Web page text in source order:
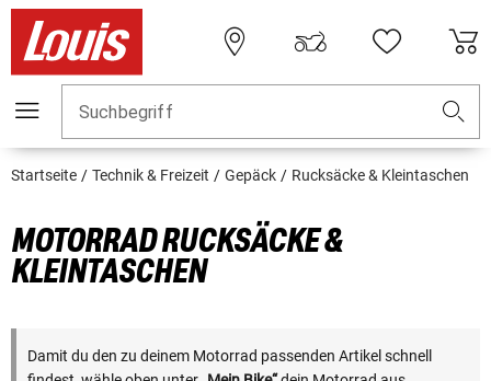
Suchbegriff
Startseite Technik & Freizeit Gepäck Rucksäcke & Kleintaschen
MOTORRAD RUCKSÄCKE &
KLEINTASCHEN
Damit du den zu deinem Motorrad passenden Artikel schnell